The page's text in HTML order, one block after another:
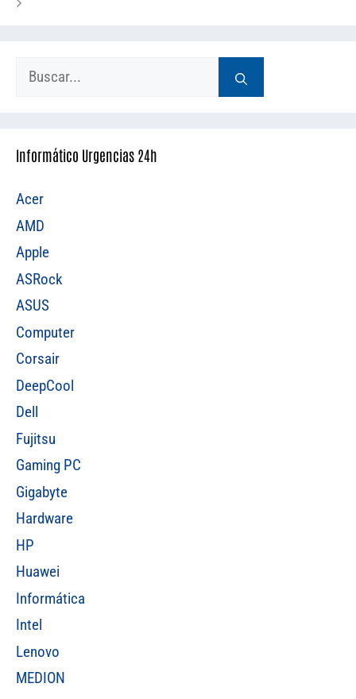
Informático Urgencias 24h
Acer
AMD
Apple
ASRock
ASUS
Computer
Corsair
DeepCool
Dell
Fujitsu
Gaming PC
Gigabyte
Hardware
HP
Huawei
Informática
Intel
Lenovo
MEDION